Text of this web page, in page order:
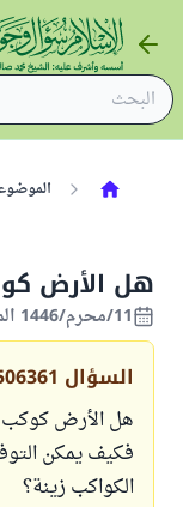
هل الأرض
11/محرم/1446 الموافق 17/يوليو/2024
السؤال
هل الأرض كوكب
فكيف يمكن
الكواكب زينة؟